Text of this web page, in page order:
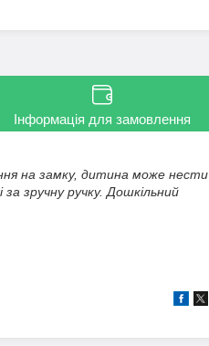
Інформація для замовлення
на замку, дитина може нести
зручну ручку. Дошкільний